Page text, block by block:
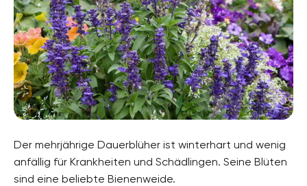
Der mehrjährige Dauerblüher ist winterhart und wenig
anfällig für Krankheiten und Schädlingen. Seine Blüten
sind eine beliebte Bienenweide.